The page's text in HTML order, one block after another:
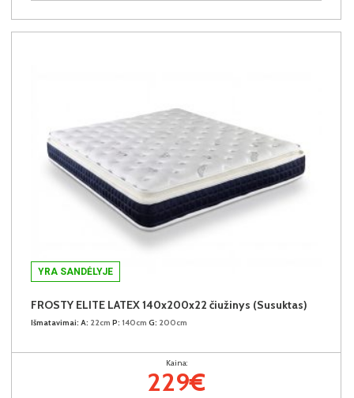
YRA SANDĖLYJE
FROSTY ELITE LATEX 140x200x22 čiužinys (Susuktas)
Išmatavimai: A: 22cm P: 140cm G: 200cm
Kaina:
229€